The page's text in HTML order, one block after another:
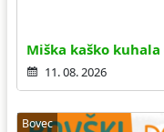
Miška kaško
11. 08. 2026
Bovec